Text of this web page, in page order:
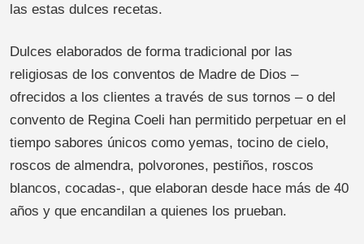
las estas dulces recetas.
Dulces elaborados de forma tradicional por las
religiosas de los conventos de Madre de Dios –
ofrecidos a los clientes a través de sus tornos – o del
convento de Regina Coeli han permitido perpetuar en el
tiempo sabores únicos como yemas, tocino de cielo,
roscos de almendra, polvorones, pestiños, roscos
blancos, cocadas-, que elaboran desde hace más de 40
años y que encandilan a quienes los prueban.